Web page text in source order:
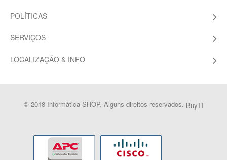
POLÍTICAS
SERVIÇOS
LOCALIZAÇÃO & INFO
© 2018 Informática SHOP. Alguns direitos reservados. BuyTI